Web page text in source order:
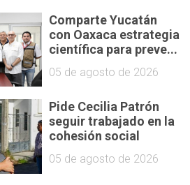
Comparte Yucatán
con Oaxaca estrategia
científica para preve...
05 de agosto de 2026
Pide Cecilia Patrón
seguir trabajado en la
cohesión social
05 de agosto de 2026